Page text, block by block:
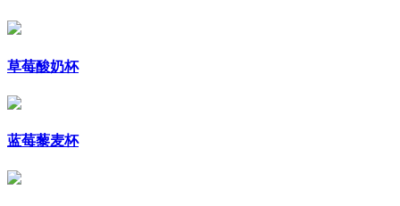
草莓酸奶杯
蓝莓藜麦杯